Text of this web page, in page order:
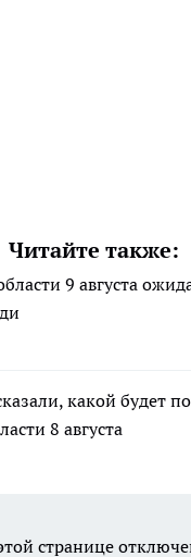
Читайте также:
9 августа
какой будет
8 августа
странице